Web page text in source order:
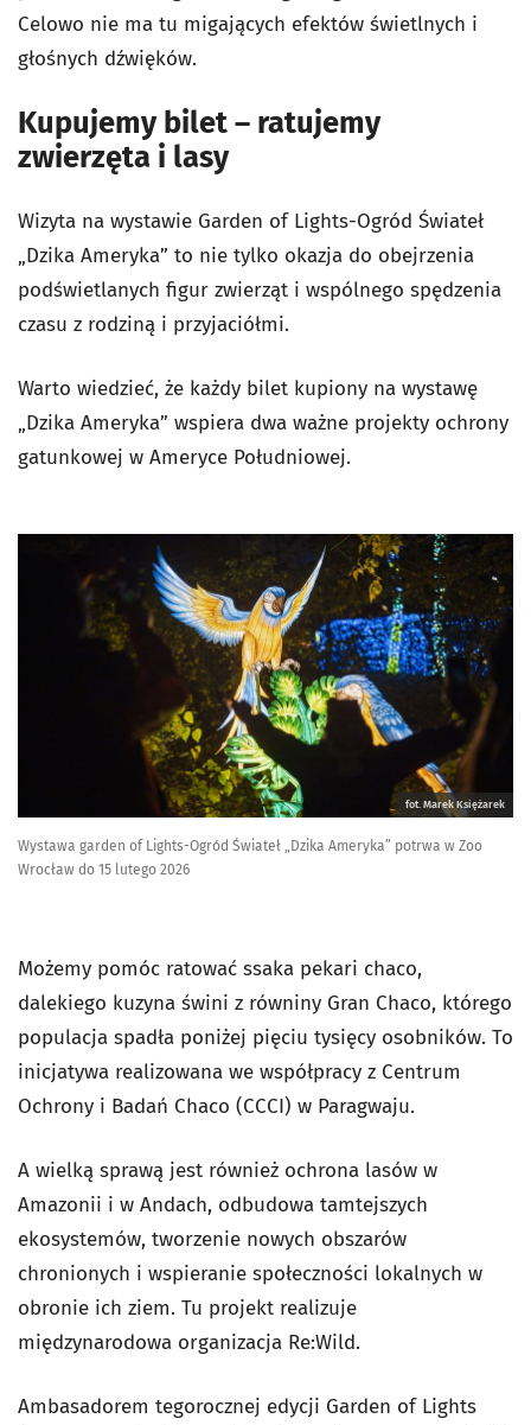
Celowo nie ma tu migających efektów świetlnych i
głośnych dźwięków.
Kupujemy bilet – ratujemy
zwierzęta i lasy
Wizyta na wystawie Garden of Lights-Ogród Świateł
„Dzika Ameryka” to nie tylko okazja do obejrzenia
podświetlanych figur zwierząt i wspólnego spędzenia
czasu z rodziną i przyjaciółmi.
Warto wiedzieć, że każdy bilet kupiony na wystawę
„Dzika Ameryka” wspiera dwa ważne projekty ochrony
gatunkowej w Ameryce Południowej.
fot. Marek Księżarek
Wystawa garden of Lights-Ogród Świateł „Dzika Ameryka” potrwa w Zoo
Wrocław do 15 lutego 2026
Możemy pomóc ratować ssaka pekari chaco,
dalekiego kuzyna świni z równiny Gran Chaco, którego
populacja spadła poniżej pięciu tysięcy osobników. To
inicjatywa realizowana we współpracy z Centrum
Ochrony i Badań Chaco (CCCI) w Paragwaju.
A wielką sprawą jest również ochrona lasów w
Amazonii i w Andach, odbudowa tamtejszych
ekosystemów, tworzenie nowych obszarów
chronionych i wspieranie społeczności lokalnych w
obronie ich ziem. Tu projekt realizuje
międzynarodowa organizacja Re:Wild.
Ambasadorem tegorocznej edycji Garden of Lights